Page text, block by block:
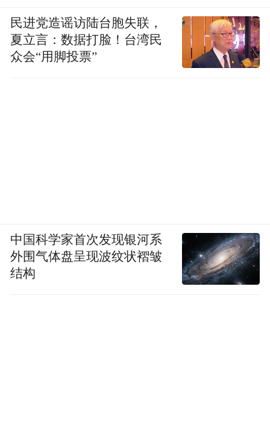
民进党造谣访陆台胞失联，
夏立言：数据打脸！台湾民
众会“用脚投票”
中国科学家首次发现银河系
外围气体盘呈现波纹状褶皱
结构